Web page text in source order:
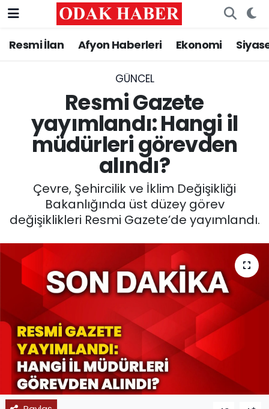
Resmi İlan Afyon Haberleri Ekonomi
GÜNCEL
Resmi Gazete
yayımlandı: Hangi il
müdürleri görevden
alındı?
Çevre, Şehircilik ve İklim Değişikliği
Bakanlığında üst düzey görev
değişiklikleri Resmi Gazete’de yayımlandı.
AFYONKARAHİSAR HABERLERİ
ASAYİŞ
GÜNCEL
EĞİTİM
MAGAZİN
SPOR
11:11 MANŞET
Nöbetçi Eczaneler
Trafik Durumu
Süper Lig Puan Durumu ve Fikstür
Tüm Manşetler
Son Dakika Haberleri
Haber Arşivi